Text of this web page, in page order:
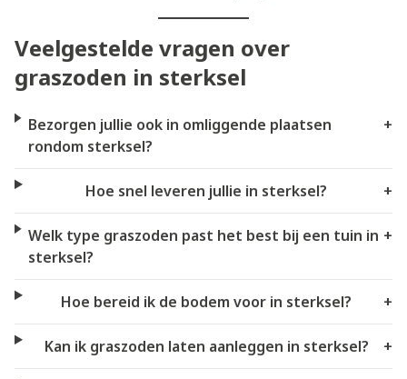
Veelgestelde vragen over
graszoden in sterksel
Bezorgen jullie ook in omliggende plaatsen
rondom sterksel?
+
Hoe snel leveren jullie in sterksel? +
Welk type graszoden past het best bij een tuin in
sterksel?
+
Hoe bereid ik de bodem voor in sterksel? +
Kan ik graszoden laten aanleggen in sterksel? +